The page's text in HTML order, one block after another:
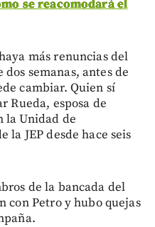
se reacomodará el
más renuncias del
semanas, antes de
cambiar. Quien sí
Rueda, esposa de
la Unidad de
la JEP desde hace seis
de la bancada del
con Petro y hubo quejas